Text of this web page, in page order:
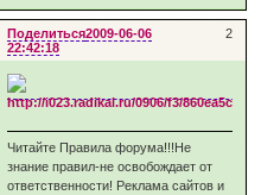
Поделиться 2
2009-06-06
22:42:18
Читайте Правила форума!!!Не
знание правил-не освобождает от
ответственности! Реклама сайтов и